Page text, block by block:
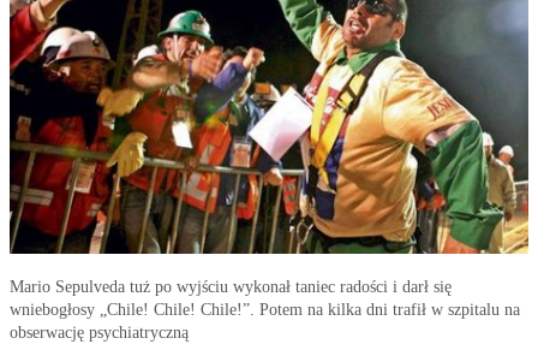
Mario Sepulveda tuż po wyjściu wykonał taniec radości i darł się
wniebogłosy „Chile! Chile! Chile!”. Potem na kilka dni trafił w szpitalu na
obserwację psychiatryczną